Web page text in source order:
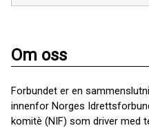
Om oss
Forbundet er en
innenfor Norges
komitè (NIF) som driver med